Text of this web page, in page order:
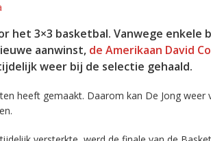
het 3×3 basketbal. Vanwege
aanwinst, de Amerikaan David
weer bij de selectie gehaald.
heeft gemaakt. Daarom kan De Jong